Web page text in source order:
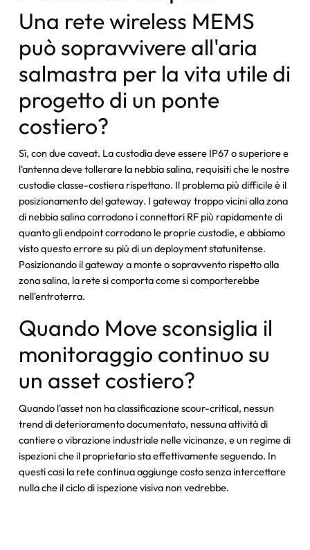
Una rete wireless MEMS
può sopravvivere all'aria
salmastra per la vita utile di
progetto di un ponte
costiero?
Sì, con due caveat. La custodia deve essere IP67 o superiore e
l'antenna deve tollerare la nebbia salina, requisiti che le nostre
custodie classe-costiera rispettano. Il problema più difficile è il
posizionamento del gateway. I gateway troppo vicini alla zona
di nebbia salina corrodono i connettori RF più rapidamente di
quanto gli endpoint corrodano le proprie custodie, e abbiamo
visto questo errore su più di un deployment statunitense.
Posizionando il gateway a monte o sopravvento rispetto alla
zona salina, la rete si comporta come si comporterebbe
nell'entroterra.
Quando Move sconsiglia il
monitoraggio continuo su
un asset costiero?
Quando l'asset non ha classificazione scour-critical, nessun
trend di deterioramento documentato, nessuna attività di
cantiere o vibrazione industriale nelle vicinanze, e un regime di
ispezioni che il proprietario sta effettivamente seguendo. In
questi casi la rete continua aggiunge costo senza intercettare
nulla che il ciclo di ispezione visiva non vedrebbe.